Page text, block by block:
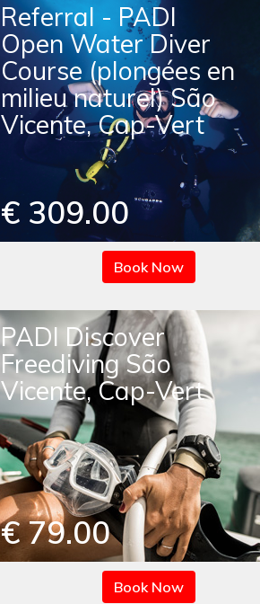
Referral - PADI
Open Water Diver
Course (plongées en
milieu naturel) São
Vicente, Cap-Vert
€ 309.00
Book Now
PADI Discover
Freediving São
Vicente, Cap-Vert
€ 79.00
Book Now